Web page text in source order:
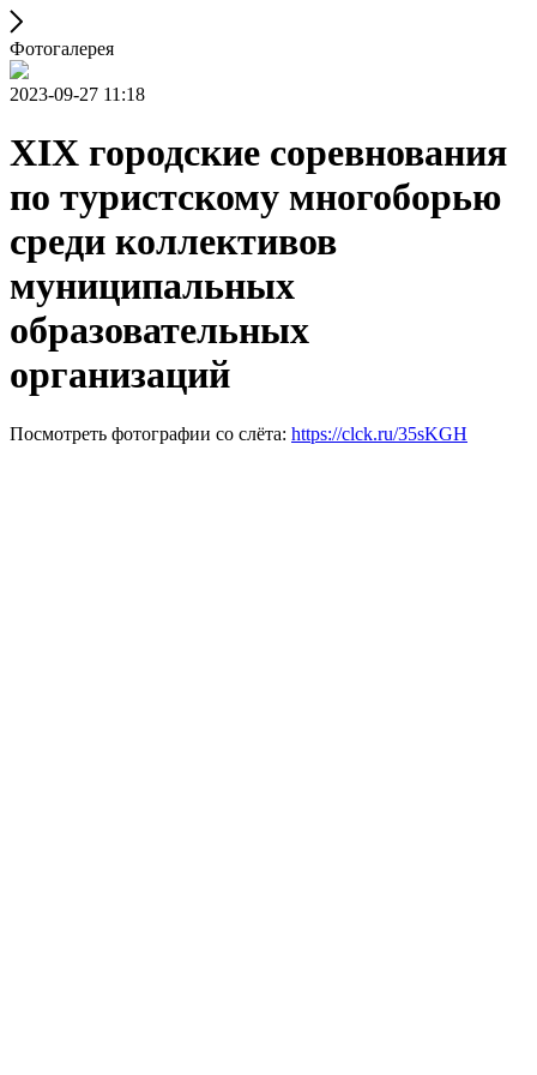
Фотогалерея
2023-09-27 11:18
XIX городские соревнования
по туристскому многоборью
среди коллективов
муниципальных
образовательных
организаций
Посмотреть фотографии со слёта: https://clck.ru/35sKGH